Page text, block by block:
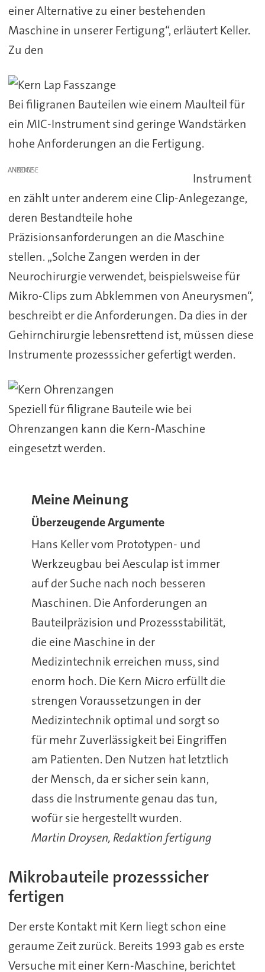
einer Alternative zu einer bestehenden
Maschine in unserer Fertigung“, erläutert Keller.
Zu den
Bei filigranen Bauteilen wie einem Maulteil für
ein MIC-Instrument sind geringe Wandstärken
hohe Anforderungen an die Fertigung.
ANZEIGE
Instrument
en zählt unter anderem eine Clip-Anlegezange,
deren Bestandteile hohe
Präzisionsanforderungen an die Maschine
stellen. „Solche Zangen werden in der
Neurochirurgie verwendet, beispielsweise für
Mikro-Clips zum Abklemmen von Aneurysmen“,
beschreibt er die Anforderungen. Da dies in der
Gehirnchirurgie lebensrettend ist, müssen diese
Instrumente prozesssicher gefertigt werden.
Speziell für filigrane Bauteile wie bei
Ohrenzangen kann die Kern-Maschine
eingesetzt werden.
Meine Meinung
Überzeugende Argumente
Hans Keller vom Prototypen- und
Werkzeugbau bei Aesculap ist immer
auf der Suche nach noch besseren
Maschinen. Die Anforderungen an
Bauteilpräzision und Prozessstabilität,
die eine Maschine in der
Medizintechnik erreichen muss, sind
enorm hoch. Die Kern Micro erfüllt die
strengen Voraussetzungen in der
Medizintechnik optimal und sorgt so
für mehr Zuverlässigkeit bei Eingriffen
am Patienten. Den Nutzen hat letztlich
der Mensch, da er sicher sein kann,
dass die Instrumente genau das tun,
wofür sie hergestellt wurden.
Martin Droysen, Redaktion fertigung
Mikrobauteile prozesssicher
fertigen
Der erste Kontakt mit Kern liegt schon eine
geraume Zeit zurück. Bereits 1993 gab es erste
Versuche mit einer Kern-Maschine, berichtet